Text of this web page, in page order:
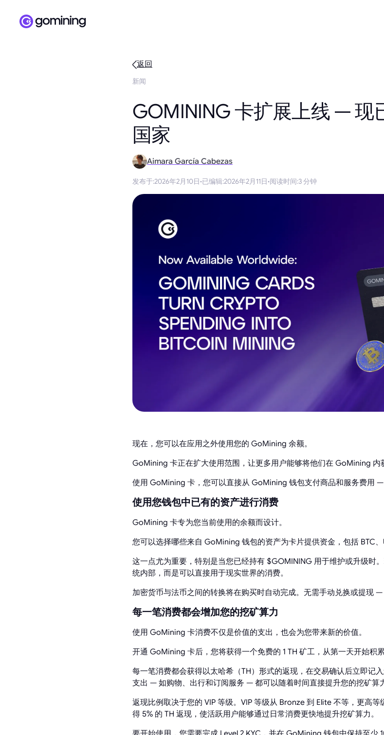
返回
新闻
GOMINING 卡扩展上线 — 现
国家
Aimara García Cabezas
发布于:2026年2月10日·已编辑:2026年2月11日·阅读时间:3 分钟
现在，您可以在应用之外使用您的 GoMining 余额。
GoMining 卡正在扩大使用范围，让更多用户能够将他们在 GoMining 内
使用 GoMining 卡，您可以直接从 GoMining 钱包支付商品和服务费用 —
使用您钱包中已有的资产进行消费
GoMining 卡专为您当前使用的余额而设计。
您可以选择哪些来自 GoMining 钱包的资产为卡片提供资金，包括 BTC、
这一点尤为重要，特别是当您已经持有 $GOMINING 用于维护或升级时
统内部，而是可以直接用于现实世界的消费。
加密货币与法币之间的转换将在购买时自动完成。无需手动兑换或提现 —
每一笔消费都会增加您的挖矿算力
使用 GoMining 卡消费不仅是价值的支出，也会为您带来新的价值。
开通 GoMining 卡后，您将获得一个免费的 1 TH 矿工，从第一天开始积累
每一笔消费都会获得以太哈希（TH）形式的返现，在交易确认后立即记
支出 — 如购物、出行和订阅服务 — 都可以随着时间直接提升您的挖矿算
返现比例取决于您的 VIP 等级。VIP 等级从 Bronze 到 Elite 不等，更高等
得 5% 的 TH 返现，使活跃用户能够通过日常消费更快地提升挖矿算力。